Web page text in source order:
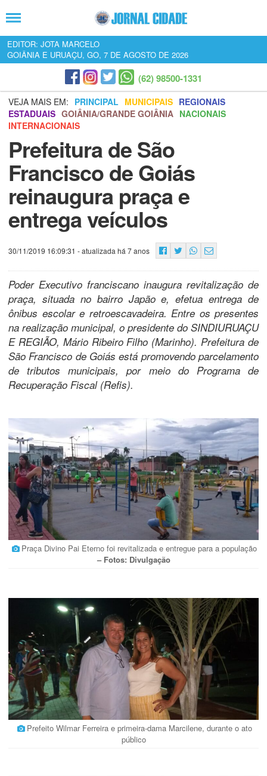
EDITOR: JOTA MARCELO
GOIÂNIA E URUAÇU, GO, 7 DE AGOSTO DE 2026
(62) 98500-1331
VEJA MAIS EM: PRINCIPAL MUNICIPAIS REGIONAIS
ESTADUAIS GOIÂNIA/GRANDE GOIÂNIA NACIONAIS
INTERNACIONAIS
Prefeitura de São
Francisco de Goiás
reinaugura praça e
entrega veículos
30/11/2019 16:09:31 - atualizada há 7 anos
Poder Executivo franciscano inaugura revitalização de
praça, situada no bairro Japão e, efetua entrega de
ônibus escolar e retroescavadeira. Entre os presentes
na realização municipal, o presidente do SINDIURUAÇU
E REGIÃO, Mário Ribeiro Filho (Marinho). Prefeitura de
São Francisco de Goiás está promovendo parcelamento
de tributos municipais, por meio do Programa de
Recuperação Fiscal (Refis).
Praça Divino Pai Eterno foi revitalizada e entregue para a população
– Fotos: Divulgação
Prefeito Wilmar Ferreira e primeira-dama Marcilene, durante o ato
público